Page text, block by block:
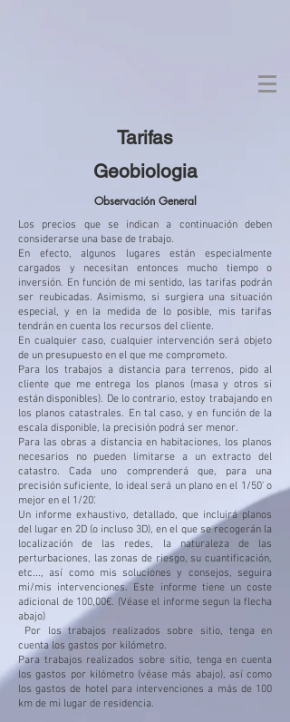
Tarifas
Geobiologia
Observación General
Los precios que se indican a continuación deben
considerarse una base de trabajo.
En efecto, algunos lugares están especialmente
cargados y necesitan entonces mucho tiempo o
inversión. En función de mi sentido, las tarifas podrán
ser reubicadas. Asimismo, si surgiera una situación
especial, y en la medida de lo posible, mis tarifas
tendrán en cuenta los recursos del cliente.
En cualquier caso, cualquier intervención será objeto
de un presupuesto en el que me comprometo.
Para los trabajos a distancia para terrenos, pido al
cliente que me entrega los planos (masa y otros si
están disponibles). De lo contrario, estoy trabajando en
los planos catastrales. En tal caso, y en función de la
escala disponible, la precisión podrá ser menor.
Para las obras a distancia en habitaciones, los planos
necesarios no pueden limitarse a un extracto del
catastro. Cada uno comprenderá que, para una
precisión suficiente, lo ideal será un plano en el 1/50' o
mejor en el 1/20'.
Un informe exhaustivo, detallado, que incluirá planos
del lugar en 2D (o incluso 3D), en el que se recogerán la
localización de las redes, la naturaleza de las
perturbaciones, las zonas de riesgo, su cuantificación,
etc..., así como mis soluciones y consejos, seguira
mi/mis intervenciones. Este informe tiene un coste
adicional de 100,00€. (Véase el informe segun la flecha
abajo)
​ Por los trabajos realizados sobre sitio, tenga en
cuenta los gastos por kilómetro.
Para trabajos realizados sobre sitio, tenga en cuenta
los gastos por kilómetro (véase más abajo), así como
los gastos de hotel para intervenciones a más de 100
km de mi lugar de residencia.